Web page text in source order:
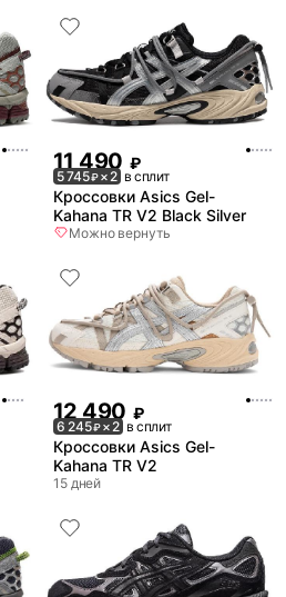
11 490 ₽
5 745₽× 2 в сплит
Кроссовки Asics Gel-
Kahana TR V2 Black Silver
Можно вернуть
12 490 ₽
6 245₽× 2 в сплит
Кроссовки Asics Gel-
Kahana TR V2
15 дней